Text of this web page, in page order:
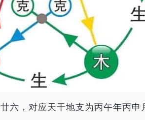
六，对应天干地支为丙午年丙申